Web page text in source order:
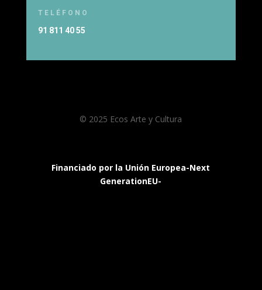
TELÉFONO
91 811 40 55
© 2025 Ecos Arte y Cultura
Financiado por la Unión Europea-Next
GenerationEU-